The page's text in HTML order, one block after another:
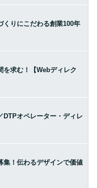
くりにこだわる創業100年
を求む！【Webディレク
DTPオペレーター・ディレ
集！伝わるデザインで価値